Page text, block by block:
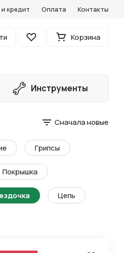
кредит Оплата Контакты
Избранное Корзина
Инструменты
Сначала новые
Грипсы
Покрышка
Цепь